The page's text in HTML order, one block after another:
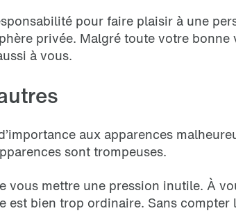
pour faire plaisir à une
privée. Malgré toute votre
à vous.
aux apparences
sont trompeuses.
vous mettre une pression inutile. À
est bien trop ordinaire. Sans